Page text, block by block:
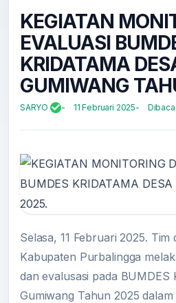
KEGIATAN
EVALUASI
KRIDATAMA
GUMIWANG
SARYO 11 Februari 2025
Selasa, 11 Februari 2025.
Kabupaten Purbalingga
dan evalusasi pada BUMDES
Gumiwang Tahun 2025